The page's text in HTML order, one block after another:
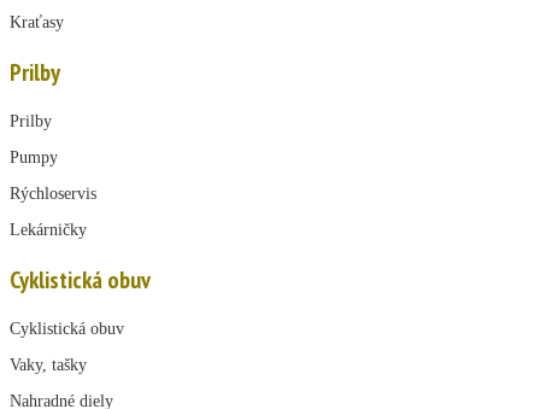
Kraťasy
Prilby
Prilby
Pumpy
Rýchloservis
Lekárničky
Cyklistická obuv
Cyklistická obuv
Vaky, tašky
Nahradné diely